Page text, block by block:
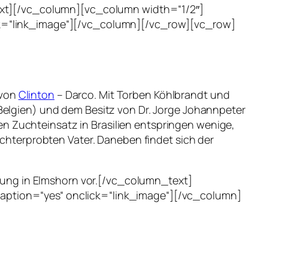
vc_column][vc_column width=“1/2″]
vc_column][/vc_row][vc_row]
Clinton – Darco. Mit Torben Köhlbrandt und
und dem Besitz von Dr. Jorge Johannpeter
Zuchteinsatz in Brasilien entspringen wenige,
Vater. Daneben findet sich der
in Elmshorn vor.[/vc_column_text]
onclick=“link_image“][/vc_column]